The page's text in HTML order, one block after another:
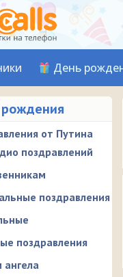
День
от Путина
поздравлений
поздравления
поздравления
ангела